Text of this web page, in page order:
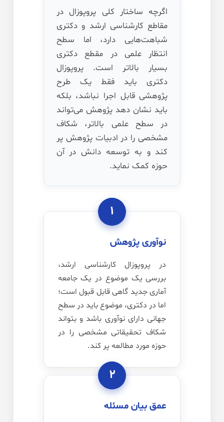
اگرچه ساختار کلی پروپوزال در
مقاطع کارشناسی ارشد و دکتری
شباهت‌هایی دارد، اما سطح
انتظار علمی در مقطع دکتری
بسیار بالاتر است. پروپوزال
دکتری باید فقط یک طرح
پژوهشی قابل اجرا نباشد، بلکه
باید نشان دهد پژوهش می‌تواند
در سطح علمی بالاتر، شکاف
مشخصی را در ادبیات پژوهش پر
کند و به توسعه دانش در آن
حوزه کمک نماید.
۱
نوآوری پژوهش
در پروپوزال کارشناسی ارشد،
بررسی یک موضوع در یک جامعه
آماری جدید گاهی قابل قبول است؛
اما در دکتری، موضوع باید در سطح
جهانی دارای نوآوری باشد و بتواند
شکاف تحقیقاتی مشخصی را در
حوزه مورد مطالعه پر کند.
۲
عمق بیان مسئله